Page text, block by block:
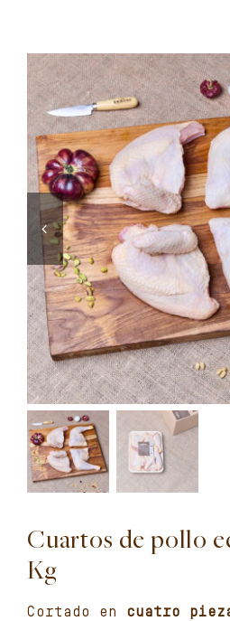

Cuartos de pollo
Kg
Cortado en cuatro